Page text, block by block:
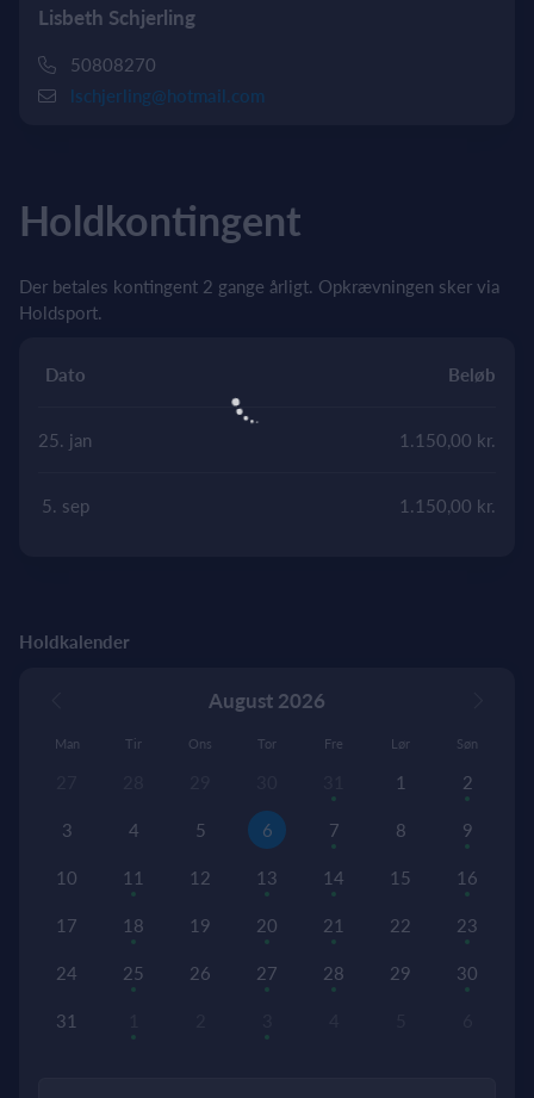
Lisbeth Schjerling
50808270
lschjerling@hotmail.com
Holdkontingent
Der betales kontingent 2 gange årligt. Opkrævningen sker via
Holdsport.
Dato Beløb
25. jan 1.150,00 kr.
5. sep 1.150,00 kr.
Holdkalender
August 2026
Man Tir Ons Tor Fre Lør Søn
1 2
3 4 5 6 7 8 9
10 11 12 13 14 15 16
17 18 19 20 21 22 23
24 25 26 27 28 29 30
31